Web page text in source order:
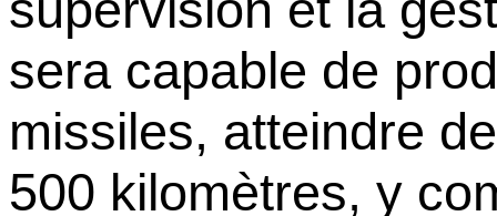
sera capable de
missiles, atteindre
500 kilomètres, y